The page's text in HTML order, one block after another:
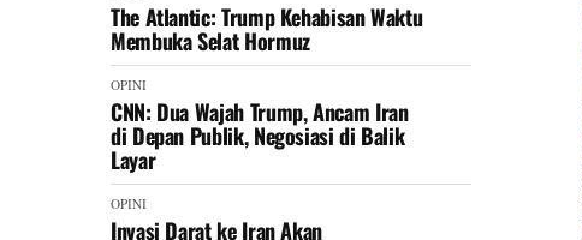
The Atlantic: Trump Kehabisan Waktu
Membuka Selat Hormuz
OPINI
CNN: Dua Wajah Trump, Ancam Iran
di Depan Publik, Negosiasi di Balik
Layar
OPINI
Invasi Darat ke Iran Akan